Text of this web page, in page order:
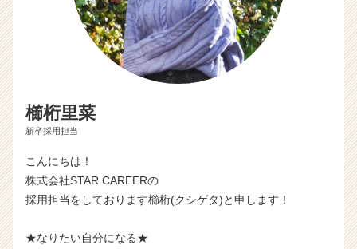
櫛桁里菜
新卒採用担当
こんにちは！
株式会社STAR CAREERの
採用担当をしております櫛桁(クシゲタ)と申します！
★なりたい自分になる★